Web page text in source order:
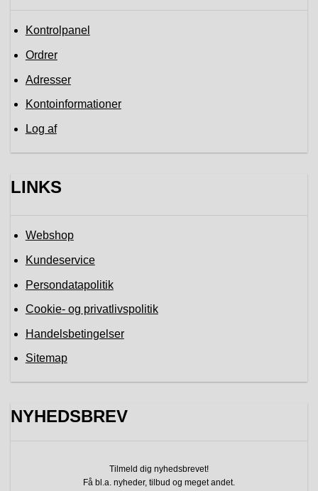
Kontrolpanel
Ordrer
Adresser
Kontoinformationer
Log af
LINKS
Webshop
Kundeservice
Persondatapolitik
Cookie- og privatlivspolitik
Handelsbetingelser
Sitemap
NYHEDSBREV
Tilmeld dig nyhedsbrevet!
Få bl.a. nyheder, tilbud og meget andet.